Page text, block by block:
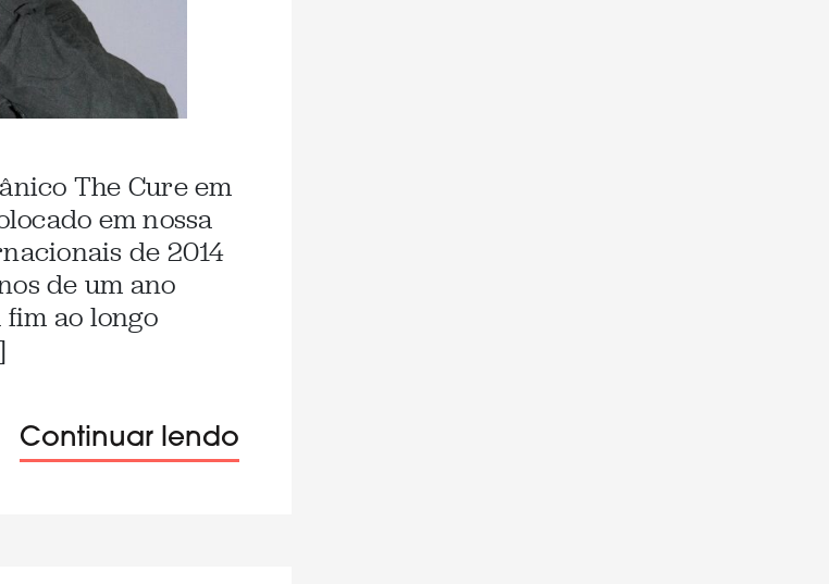
The Cure em
em nossa
de 2014
de um ano
ao longo
Continuar lendo